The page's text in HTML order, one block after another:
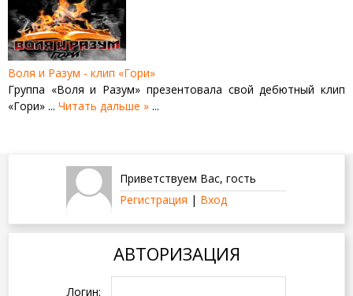
Воля и Разум - клип «Гори»
Группа «Воля и Разум» презентовала свой дебютный клип
«Гори» ... Читать дальше » ...
Приветствуем Вас, гость
Регистрация | Вход
АВТОРИЗАЦИЯ
Логин: